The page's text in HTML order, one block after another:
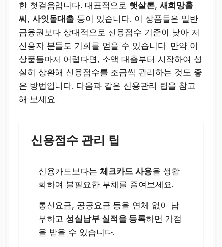
한 첫걸음입니다. 대표적으로 햇살론,새희망홀
씨 ,사잇돌대출 등이 있습니다. 이 상품들은 일반
금융권보다 상대적으로 신용점수 기준이 낮아 저
신용자 분들도 기회를 얻을 수 있습니다. 만약 이
상품들마저 어렵다면, 소액 대출부터 시작하여 성
실히 상환해 신용점수를 조금씩 관리하는 것도 좋
은 방법입니다. 다음과 같은 신용관리 팁을 참고
해 보세요.
신용점수 관리 팁
신용카드보다는체크카드 사용을 생활
화하여 불필요한 부채를 줄여보세요.
통신요금, 공공요금 등을 연체 없이 납
부하고성실납부 실적을 등록하면 가점
을 받을 수 있습니다.